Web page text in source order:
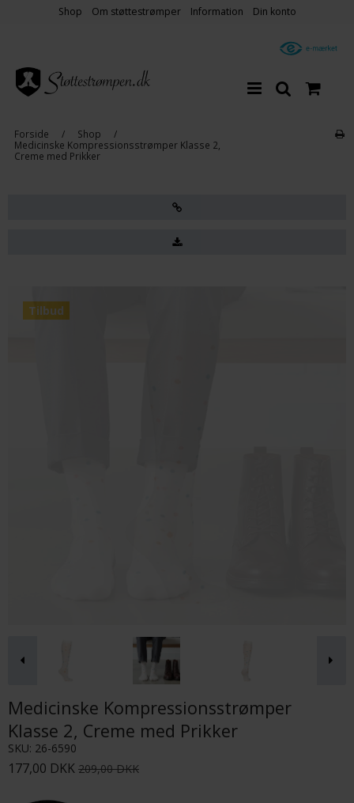
Shop Om støttestrømper Information Din konto
Forside / Shop
/
Medicinske Kompressionsstrømper Klasse 2,
Creme med Prikker
Tilbud
Medicinske Kompressionsstrømper
Klasse 2, Creme med Prikker
SKU: 26-6590
177,00 DKK 209,00 DKK